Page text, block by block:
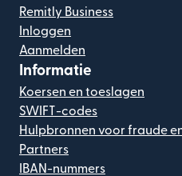
Remitly Business
Inloggen
Aanmelden
Informatie
Koersen en toeslagen
SWIFT-codes
Hulpbronnen voor fraude
Partners
IBAN-nummers